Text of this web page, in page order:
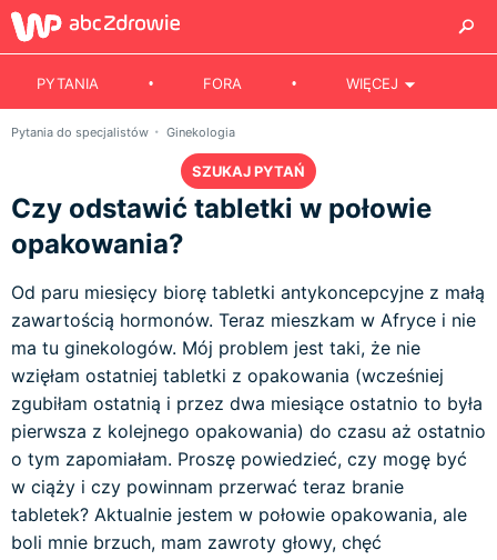
PYTANIA FORA WIĘCEJ
Pytania do specjalistów Ginekologia
SZUKAJ PYTAŃ
Czy odstawić tabletki w połowie
opakowania?
Od paru miesięcy biorę tabletki antykoncepcyjne z małą
zawartością hormonów. Teraz mieszkam w Afryce i nie
ma tu ginekologów. Mój problem jest taki, że nie
wzięłam ostatniej tabletki z opakowania (wcześniej
zgubiłam ostatnią i przez dwa miesiące ostatnio to była
pierwsza z kolejnego opakowania) do czasu aż ostatnio
o tym zapomiałam. Proszę powiedzieć, czy mogę być
w ciąży i czy powinnam przerwać teraz branie
tabletek? Aktualnie jestem w połowie opakowania, ale
boli mnie brzuch, mam zawroty głowy, chęć